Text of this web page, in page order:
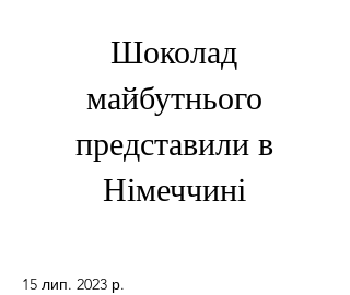
Шоколад
майбутнього
представили в
Німеччині
15 лип. 2023 р.